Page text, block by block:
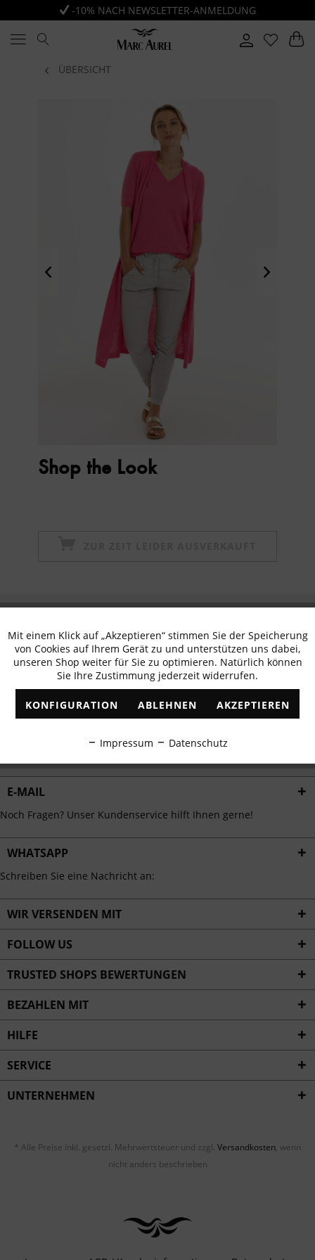
-10% NACH NEWSLETTER-ANMELDUNG
ÜBERSICHT
Shop the Look
erhalten
✓ Exklusive Angebote ✓ Die aktuellsten Trends
E-MAIL
Noch Fragen? Unser Kundenservice hilft Ihnen gerne!
WHATSAPP
Schreiben Sie eine Nachricht an:
WIR VERSENDEN MIT
FOLLOW US
TRUSTED SHOPS BEWERTUNGEN
BEZAHLEN MIT
HILFE
SERVICE
UNTERNEHMEN
* Alle Preise inkl. gesetzl. Mehrwertsteuer und zzgl. Versandkosten, wenn
nicht anders beschrieben
Funktionale Aktiv
Marketing Inaktiv
Tracking Inaktiv
Personalisierung Inaktiv
Service
Mit einem Klick auf „Akzeptieren“ stimmen Sie der Speicherung
von Cookies auf Ihrem Gerät zu und unterstützen uns dabei,
unseren Shop weiter für Sie zu optimieren. Natürlich können
Sie Ihre Zustimmung jederzeit widerrufen.
KONFIGURATION ABLEHNEN AKZEPTIEREN
Impressum Datenschutz